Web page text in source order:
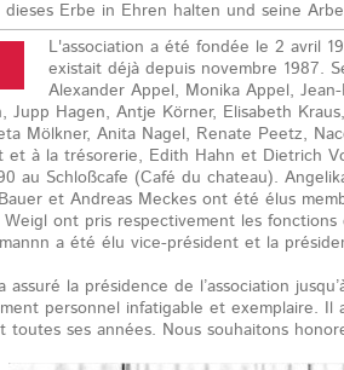
dieses Erbe in Ehren halten und seine
L'association a été fondée le 2 avril
existait déjà depuis novembre 1987.
Alexander Appel, Monika Appel,
Jupp Hagen, Antje Körner, Elisabeth
Mölkner, Anita Nagel, Renate Peetz,
et à la trésorerie, Edith Hahn et Dietrich
au Schloßcafe (Café du chateau).
et Andreas Meckes ont été élus
Weigl ont pris respectivement les
a été élu vice-président et la
assuré la présidence de l’association
personnel infatigable et exemplaire. Il
toutes ses années. Nous souhaitons